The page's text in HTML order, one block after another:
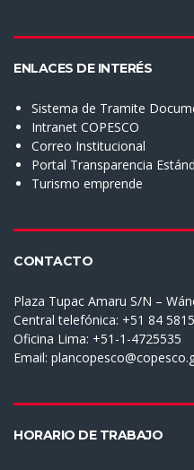
ENLACES DE INTERÉS
Sistema de Tramite
Intranet COPESCO
Correo Institucional
Portal Transparencia
Turismo emprende
CONTACTO
Plaza Tupac Amaru S/N –
Central telefónica: +51 84
Oficina Lima: +51-1-4725535
Email:
HORARIO DE TRABAJO